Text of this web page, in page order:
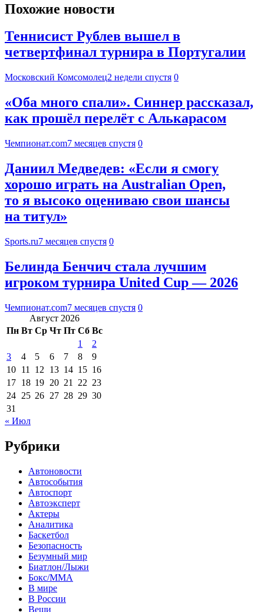
Похожие новости
Теннисист Рублев вышел в
четвертфинал турнира в Португалии
Московский Комсомолец2 недели спустя 0
«Оба много спали». Синнер рассказал,
как прошёл перелёт с Алькарасом
Чемпионат.com7 месяцев спустя 0
Даниил Медведев: «Если я смогу
хорошо играть на Australian Open,
то я высоко оцениваю свои шансы
на титул»
Sports.ru7 месяцев спустя 0
Белинда Бенчич стала лучшим
игроком турнира United Cup — 2026
Чемпионат.com7 месяцев спустя 0
Август 2026
Пн Вт Ср Чт Пт Сб Вс
1
2
3
4 5 6 7 8
9
10 11 12 13 14 15 16
17 18 19 20 21 22 23
24 25 26 27 28 29 30
31
« Июл
Рубрики
Автоновости
Автособытия
Автоспорт
Автоэксперт
Актеры
Аналитика
Баскетбол
Безопасность
Безумный мир
Биатлон/Лыжи
Бокс/MMA
В мире
В России
Вещи